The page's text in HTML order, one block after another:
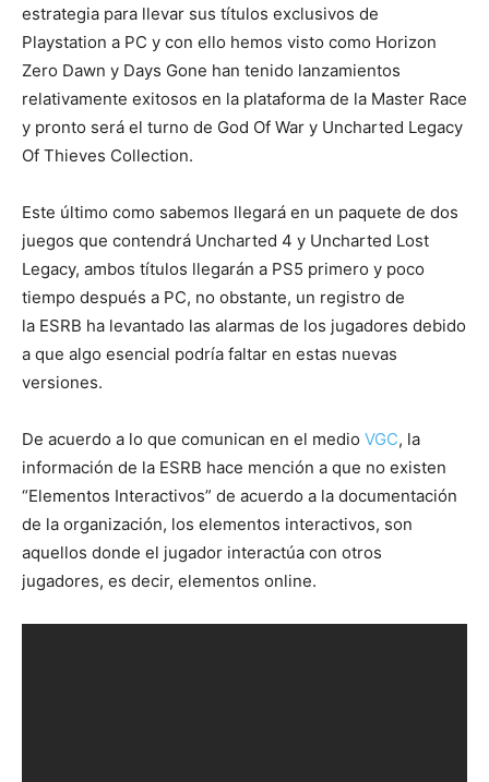
estrategia para llevar sus títulos exclusivos de
Playstation a PC y con ello hemos visto como Horizon
Zero Dawn y Days Gone han tenido lanzamientos
relativamente exitosos en la plataforma de la Master Race
y pronto será el turno de God Of War y Uncharted Legacy
Of Thieves Collection.
Este último como sabemos llegará en un paquete de dos
juegos que contendrá Uncharted 4 y Uncharted Lost
Legacy, ambos títulos llegarán a PS5 primero y poco
tiempo después a PC, no obstante, un registro de
la ESRB ha levantado las alarmas de los jugadores debido
a que algo esencial podría faltar en estas nuevas
versiones.
De acuerdo a lo que comunican en el medio VGC, la
información de la ESRB hace mención a que no existen
“Elementos Interactivos” de acuerdo a la documentación
de la organización, los elementos interactivos, son
aquellos donde el jugador interactúa con otros
jugadores, es decir, elementos online.